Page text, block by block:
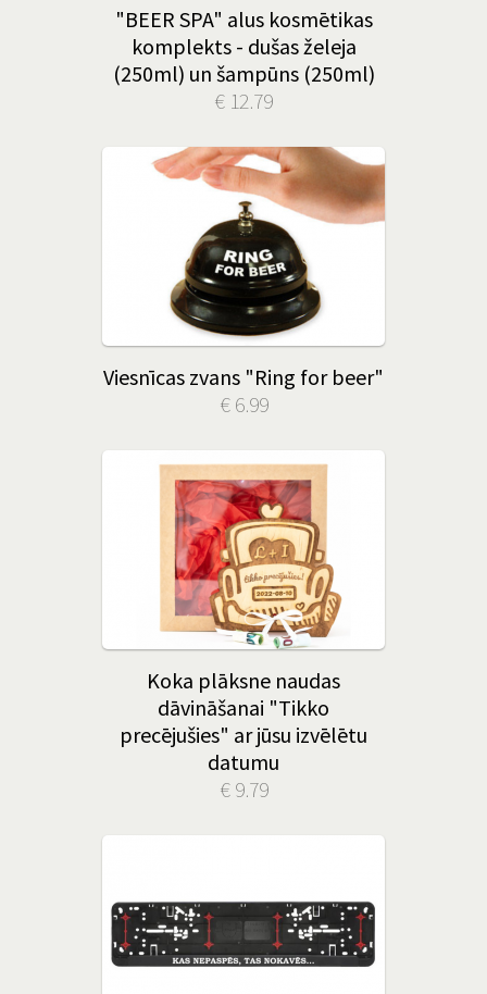
"BEER SPA" alus kosmētikas
komplekts - dušas želeja
(250ml) un šampūns (250ml)
€ 12.79
Viesnīcas zvans "Ring for beer"
€ 6.99
Koka plāksne naudas
dāvināšanai "Tikko
precējušies" ar jūsu izvēlētu
datumu
€ 9.79